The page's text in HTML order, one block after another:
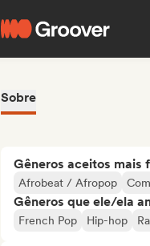
Sobre
Gêneros aceitos mais
Afrobeat / Afropop
Gêneros que ele/ela
French Pop Hip-hop